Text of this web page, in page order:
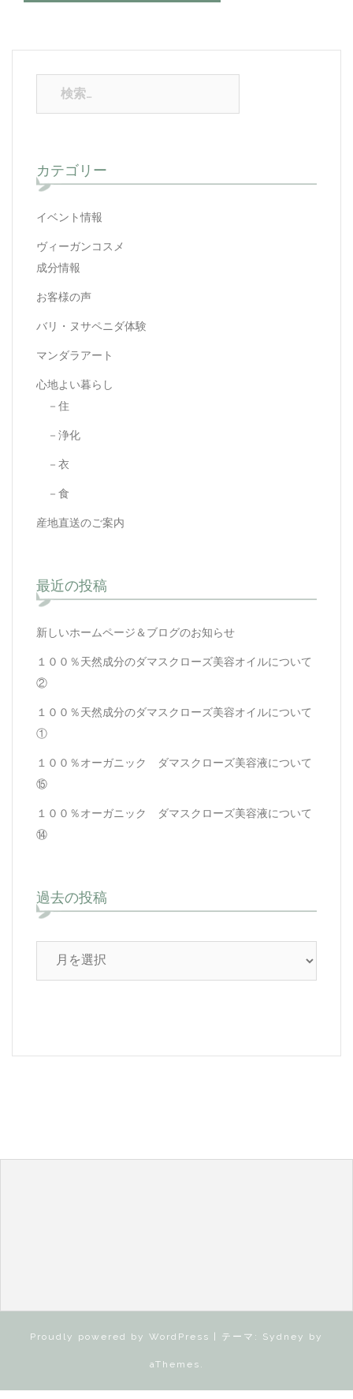
カテゴリー
イベント情報
ヴィーガンコスメ
成分情報
お客様の声
バリ・ヌサペニダ体験
マンダラアート
心地よい暮らし
－住
－浄化
－衣
－食
産地直送のご案内
最近の投稿
新しいホームページ＆ブログのお知らせ
１００％天然成分のダマスクローズ美容オイルについて
②
１００％天然成分のダマスクローズ美容オイルについて
①
１００％オーガニック ダマスクローズ美容液について
⑮
１００％オーガニック ダマスクローズ美容液について
⑭
過去の投稿
Proudly powered by WordPress | テーマ: Sydney by
aThemes.